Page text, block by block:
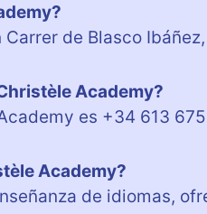
de Blasco
Academy?
es +34 613
Academy?
de idiomas,